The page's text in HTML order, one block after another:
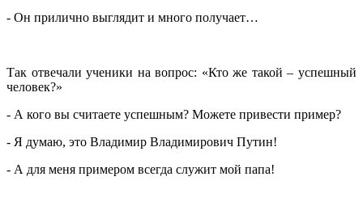
- Он прилично выглядит и много получает…
Так отвечали ученики на вопрос: «Кто же такой – успешный
человек?»
- А кого вы считаете успешным? Можете привести пример?
- Я думаю, это Владимир Владимирович Путин!
- А для меня примером всегда служит мой папа!